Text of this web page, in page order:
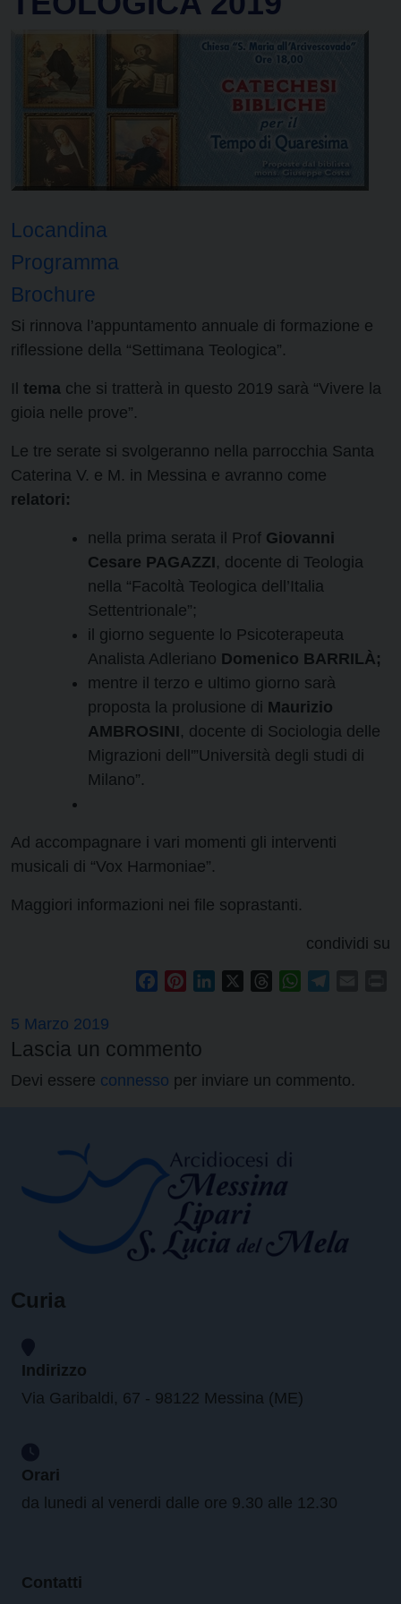
Locandina
Programma
Brochure
Si rinnova l’appuntamento annuale di formazione e
riflessione della “Settimana Teologica”.
Il tema che si tratterà in questo 2019 sarà “Vivere la
gioia nelle prove”.
Le tre serate si svolgeranno nella parrocchia Santa
Caterina V. e M. in Messina e avranno come
relatori:
nella prima serata il Prof Giovanni
Cesare PAGAZZI, docente di Teologia
nella “Facoltà Teologica dell’Italia
Settentrionale”;
il giorno seguente lo Psicoterapeuta
Analista Adleriano Domenico BARRILÀ;
mentre il terzo e ultimo giorno sarà
proposta la prolusione di Maurizio
AMBROSINI, docente di Sociologia delle
Migrazioni dell'”Università degli studi di
Milano”.
Ad accompagnare i vari momenti gli interventi
musicali di “Vox Harmoniae”.
Maggiori informazioni nei file soprastanti.
condividi su
FacebookPinterestLinkedIn ThreadsWhatsApp
5 Marzo 2019
Lascia un commento
Devi essere connesso per inviare un commento.
Curia
Indirizzo
Via Garibaldi, 67 - 98122 Messina (ME)
Orari
da lunedi al venerdi dalle ore 9.30 alle 12.30
Contatti